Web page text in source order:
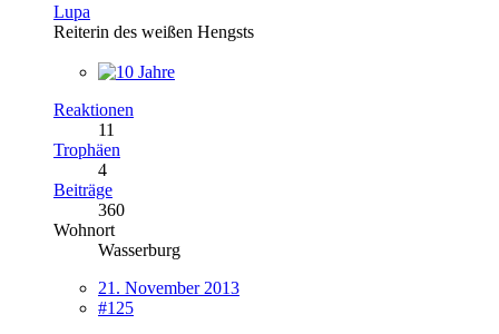
Lupa
Reiterin des weißen Hengsts
Reaktionen
11
Trophäen
4
Beiträge
360
Wohnort
Wasserburg
21. November 2013
#125